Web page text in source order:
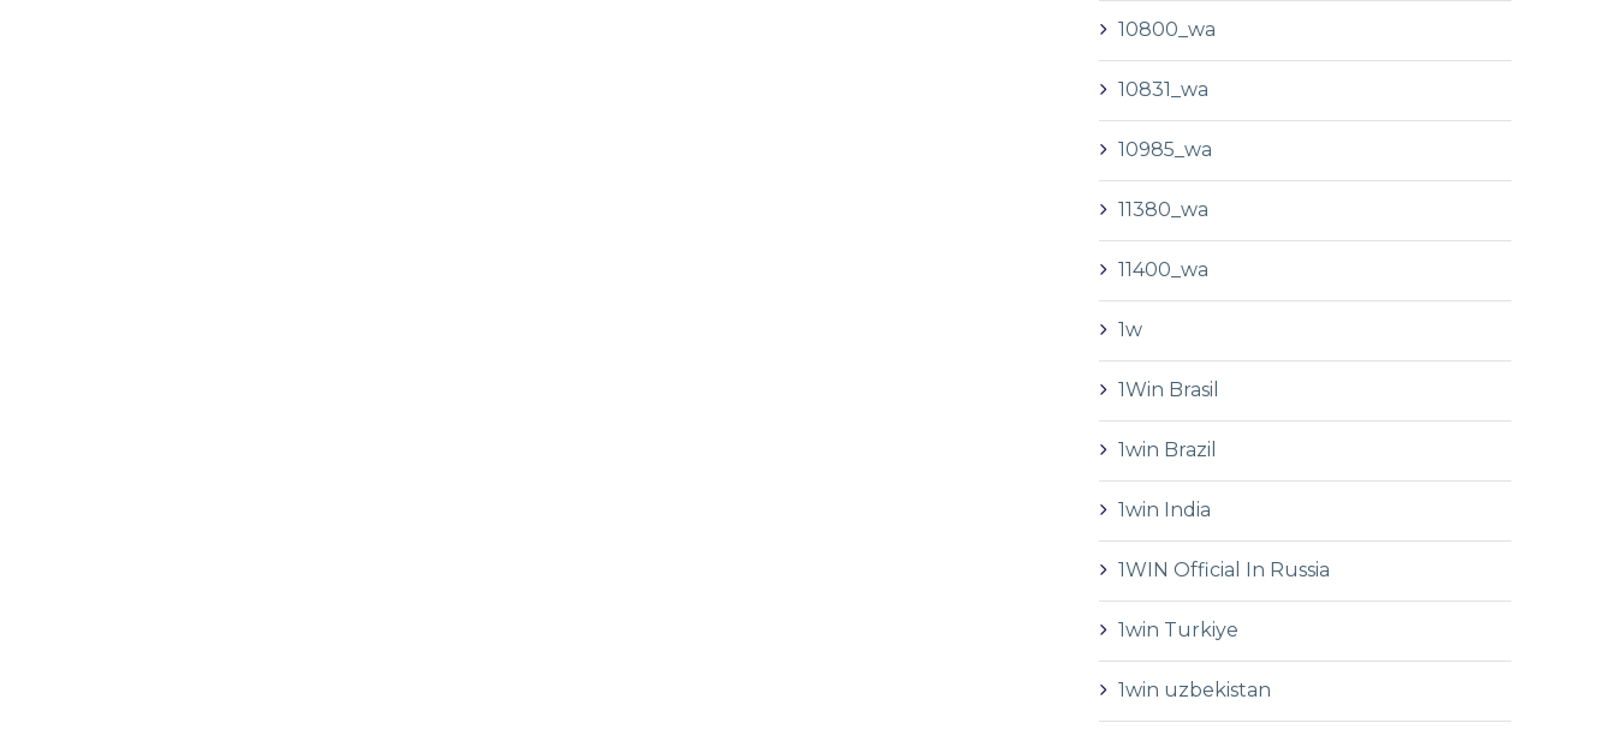
10800_wa
10831_wa
10985_wa
11380_wa
11400_wa
1w
1Win Brasil
1win Brazil
1win India
1WIN Official In Russia
1win Turkiye
1win uzbekistan